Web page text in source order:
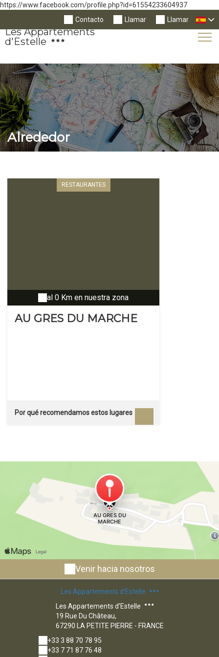
https://www.facebook.com/profile.php?id=61554233604937
Llamar
Llamar
Contacto
Les Appartements
d'Estelle
Alrededor
RESTAURANTES
al 0 Km en nuestra zona
AU GRES DU MARCHE
Por qué recomendamos estos lugares
Venir hacia nosotros
Les Appartements d'Estelle
Les Appartements d'Estelle
19 Rue Du Château,
67290 LA PETITE PIERRE - FRANCE
+33 3 88 70 78 95
+33 7 71 87 76 48